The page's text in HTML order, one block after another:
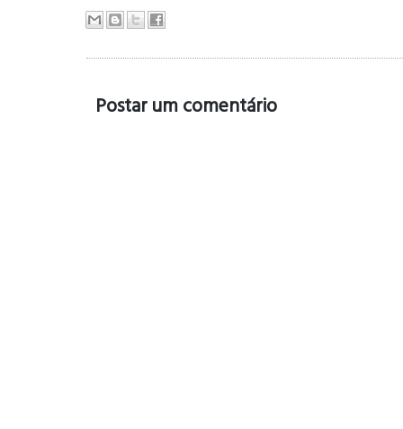
Postar um comentário